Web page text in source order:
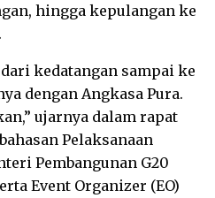
hingga kepulangan ke
kedatangan sampai ke
dengan Angkasa Pura.
ujarnya dalam rapat
Pelaksanaan
Pembangunan G20
Event Organizer (EO)